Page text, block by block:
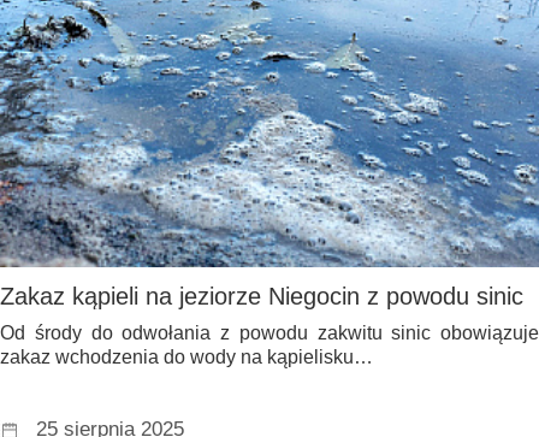
Zakaz kąpieli na jeziorze Niegocin z powodu sinic
Od środy do odwołania z powodu zakwitu sinic obowiązuje
zakaz wchodzenia do wody na kąpielisku…
25 sierpnia 2025